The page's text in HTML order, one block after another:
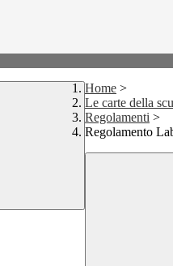
Home >
Le carte della
Regolamenti >
Regolamento